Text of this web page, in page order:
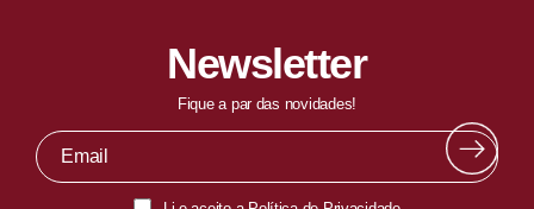
Newsletter
Fique a par das novidades!